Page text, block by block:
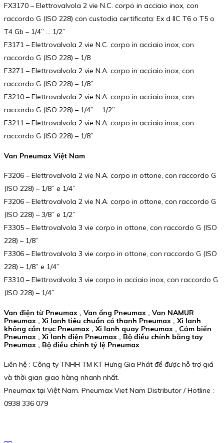
FX3170 – Elettrovalvola 2 vie N.C. corpo in acciaio inox, con
raccordo G (ISO 228) con custodia certificata: Ex d IIC T6 o T5 o
T4 Gb – 1/4” … 1/2”
F3171 – Elettrovalvola 2 vie N.C. corpo in acciaio inox, con
raccordo G (ISO 228) – 1/8
F3271 – Elettrovalvola 2 vie N.A. corpo in acciaio inox, con
raccordo G (ISO 228) – 1/8”
F3210 – Elettrovalvola 2 vie N.A. corpo in acciaio inox, con
raccordo G (ISO 228) – 1/4” … 1/2”
F3211 – Elettrovalvola 2 vie N.A. corpo in acciaio inox, con
raccordo G (ISO 228) – 1/8”
Van Pneumax Việt Nam
F3206 – Elettrovalvola 2 vie N.A. corpo in ottone, con raccordo G
(ISO 228) – 1/8” e 1/4”
F3206 – Elettrovalvola 2 vie N.A. corpo in ottone, con raccordo G
(ISO 228) – 3/8” e 1/2”
F3305 – Elettrovalvola 3 vie corpo in ottone, con raccordo G (ISO
228) – 1/8”
F3306 – Elettrovalvola 3 vie corpo in ottone, con raccordo G (ISO
228) – 1/8” e 1/4”
F3310 – Elettrovalvola 3 vie corpo in acciaio inox, con raccordo G
(ISO 228) – 1/4”
Van điện từ Pneumax , Van ống Pneumax , Van NAMUR
Pneumax , Xi lanh tiêu chuẩn có thanh Pneumax , Xi lanh
không cần trục Pneumax , Xi lanh quay Pneumax , Cảm biến
Pneumax , Xi lanh điện Pneumax , Bộ điều chỉnh bằng tay
Pneumax , Bộ điều chỉnh tỷ lệ Pneumax
Liên hệ : Công ty TNHH TM KT Hưng Gia Phát để được hỗ trợ giá
và thời gian giao hàng nhanh nhất.
Pneumax tại Việt Nam. Pneumax Viet Nam Distributor / Hotline :
0938 336 079